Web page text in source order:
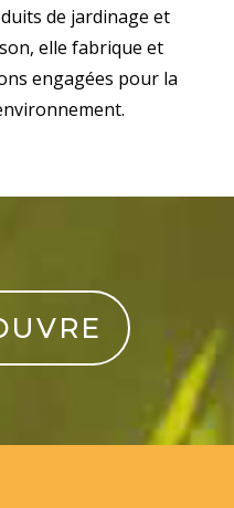
de jardinage et
elle fabrique et
engagées pour la